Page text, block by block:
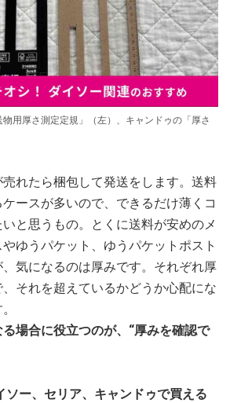
用厚さ測定定規」（左）、キャンドゥの「厚さ
れたら梱包して発送をします。送料
ースが多いので、できるだけ薄くコ
と思うもの。とくに送料が安めのメ
ゆうパケット、ゆうパケットポスト
気になるのは厚みです。それぞれ厚
それを超えているかどうか心配にな
場合に役立つのが、“厚みを確認で
ソー、セリア、キャンドゥで買える